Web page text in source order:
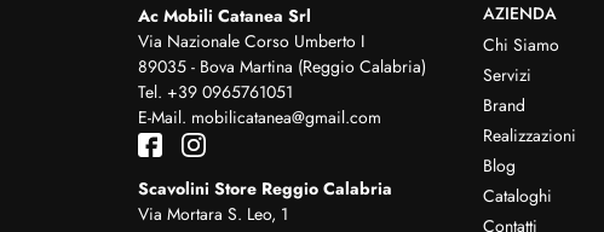
Ac Mobili Catanea Srl
Via Nazionale Corso Umberto I
89035 - Bova Martina (Reggio Calabria)
Tel. +39 0965761051
E-Mail. mobilicatanea@gmail.com
Scavolini Store Reggio Calabria
Via Mortara S. Leo, 1
AZIENDA
Chi Siamo
Servizi
Brand
Realizzazioni
Blog
Cataloghi
Contatti